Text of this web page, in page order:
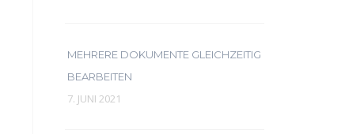
MEHRERE DOKUMENTE GLEICHZEITIG
BEARBEITEN
7. JUNI 2021